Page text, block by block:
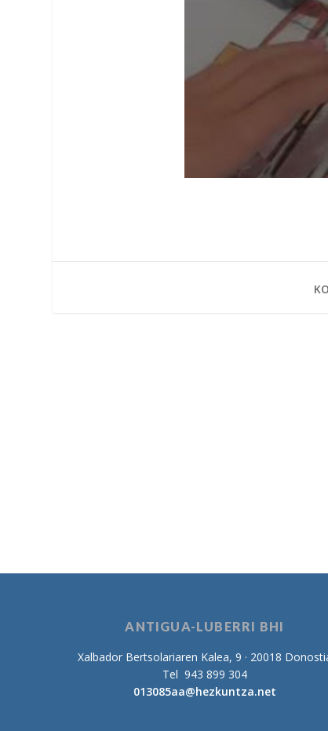
ANTIGUA-LUBERRI BHI
Xalbador Bertsolariaren Kalea, 9 · 20018
Tel 943 899 304
013085aa@hezkuntza.net